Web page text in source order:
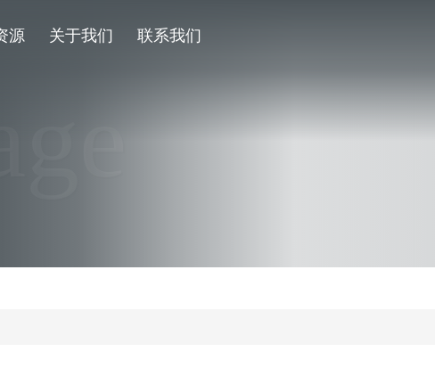
源 关于我们 联系我们